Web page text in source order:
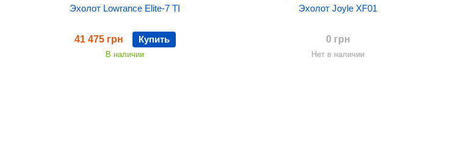
Эхолот Lowrance Elite-7 TI
41 475 грн Купить
В наличии
Эхолот Joyle XF01
0 грн
Нет в наличии